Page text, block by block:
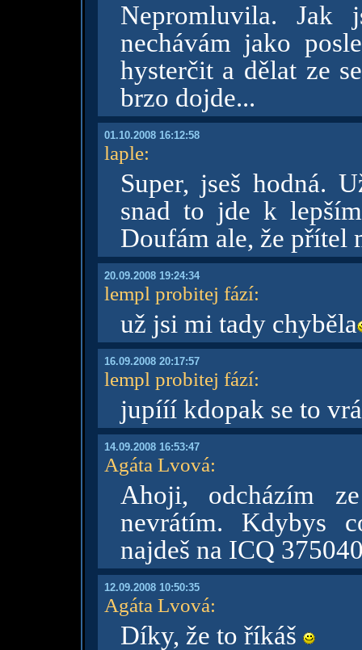
Nepromluvila.
nechávám jako
hysterčit a dělat ze
brzo dojde...
01.10.2008 16:12:58
laple:
Super, jseš hodná.
snad to jde k
Doufám ale, že přítel
20.09.2008 19:24:34
lempl probitej fází:
už jsi mi tady chyběla
16.09.2008 20:17:57
lempl probitej fází:
jupííí kdopak se to
14.09.2008 16:53:47
Agáta Lvová:
Ahoji, odcházím
nevrátím. Kdybys
najdeš na ICQ
12.09.2008 10:50:35
Agáta Lvová:
Díky, že to říkáš